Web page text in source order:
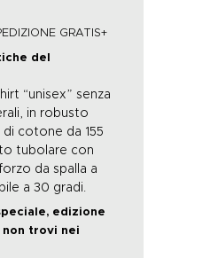
GRATIS+
del
“unisex” senza
in robusto
di cotone da 155
tubolare con
da spalla a
a 30 gradi.
edizione
trovi nei